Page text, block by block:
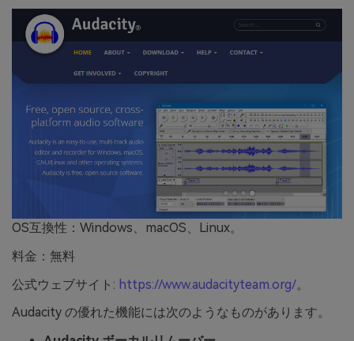
OS互換性：Windows、macOS、Linux。
料金：無料
公式ウェブサイト: https://www.audacityteam.org/。
Audacity の優れた機能には次のようなものがあります。